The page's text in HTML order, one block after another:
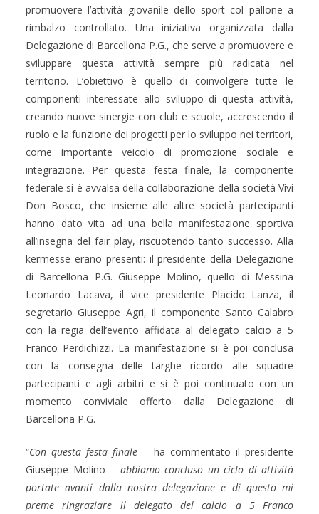
promuovere l’attività giovanile dello sport col pallone a
rimbalzo controllato. Una iniziativa organizzata dalla
Delegazione di Barcellona P.G., che serve a promuovere e
sviluppare questa attività sempre più radicata nel
territorio. L’obiettivo è quello di coinvolgere tutte le
componenti interessate allo sviluppo di questa attività,
creando nuove sinergie con club e scuole, accrescendo il
ruolo e la funzione dei progetti per lo sviluppo nei territori,
come importante veicolo di promozione sociale e
integrazione. Per questa festa finale, la componente
federale si è avvalsa della collaborazione della società Vivi
Don Bosco, che insieme alle altre società partecipanti
hanno dato vita ad una bella manifestazione sportiva
all’insegna del fair play, riscuotendo tanto successo. Alla
kermesse erano presenti: il presidente della Delegazione
di Barcellona P.G. Giuseppe Molino, quello di Messina
Leonardo Lacava, il vice presidente Placido Lanza, il
segretario Giuseppe Agri, il componente Santo Calabro
con la regia dell’evento affidata al delegato calcio a 5
Franco Perdichizzi. La manifestazione si è poi conclusa
con la consegna delle targhe ricordo alle squadre
partecipanti e agli arbitri e si è poi continuato con un
momento conviviale offerto dalla Delegazione di
Barcellona P.G.
“Con questa festa finale – ha commentato il presidente
Giuseppe Molino – abbiamo concluso un ciclo di attività
portate avanti dalla nostra delegazione e di questo mi
preme ringraziare il delegato del calcio a 5 Franco